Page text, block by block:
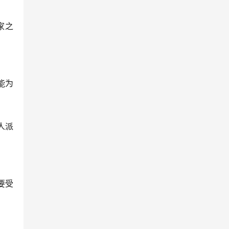
之
为
派
受